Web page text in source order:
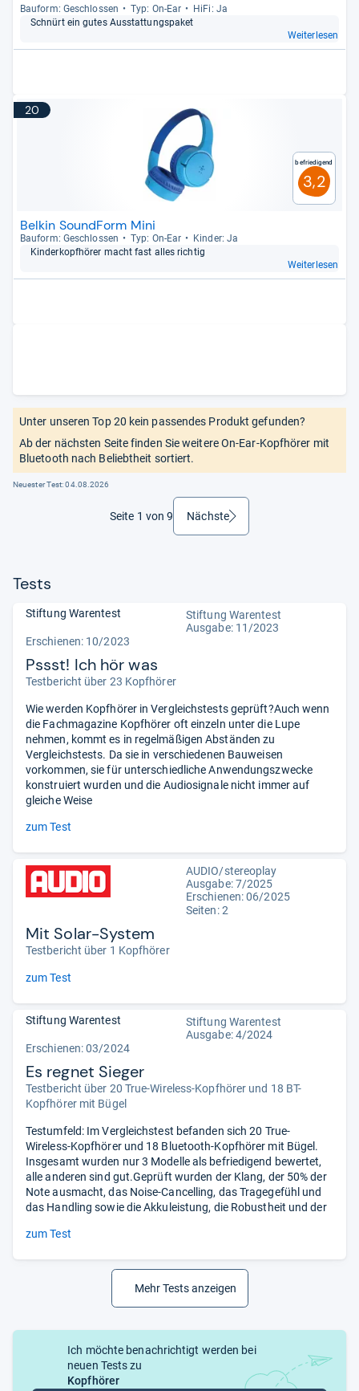
Bau­form: Geschlos­sen Typ: On-​Ear
HiFi: Ja
Schnürt ein gutes Aus­stat­tungs­pa­ket
Weiterlesen
20
Befriedigend
3,2
Belkin SoundForm Mini
Bau­form: Geschlos­sen Typ: On-​Ear
Kin­der: Ja
Kin­der­kopf­hö­rer macht fast alles rich­tig
Weiterlesen
Unter unseren Top 20 kein passendes Produkt gefunden?
Ab der nächsten Seite finden Sie weitere On-Ear-Kopfhörer mit
Bluetooth nach Beliebtheit sortiert.
Neuester Test:04.08.2026
Seite 1 von 9 Nächsteweiter
Tests
Stiftung Warentest
Stiftung Warentest
Ausgabe: 11/2023
Erschienen: 10/2023
Pssst! Ich hör was
Testbericht über 23 Kopfhörer
Wie werden Kopfhörer in Vergleichstests geprüft?Auch wenn
die Fachmagazine Kopfhörer oft einzeln unter die Lupe
nehmen, kommt es in regelmäßigen Abständen zu
Vergleichstests. Da sie in verschiedenen Bauweisen
vorkommen, sie für unterschiedliche Anwendungszwecke
konstruiert wurden und die Audiosignale nicht immer auf
gleiche Weise
zum Test
AUDIO/stereoplay
Ausgabe: 7/2025
Erschienen: 06/2025
Seiten: 2
Mit Solar-System
Testbericht über 1 Kopfhörer
zum Test
Stiftung Warentest
Stiftung Warentest
Ausgabe: 4/2024
Erschienen: 03/2024
Es regnet Sieger
Testbericht über 20 True-Wireless-Kopfhörer und 18 BT-
Kopfhörer mit Bügel
Testumfeld: Im Vergleichstest befanden sich 20 True-
Wireless-Kopfhörer und 18 Bluetooth-Kopfhörer mit Bügel.
Insgesamt wurden nur 3 Modelle als befriedigend bewertet,
alle anderen sind gut.Geprüft wurden der Klang, der 50% der
Note ausmacht, das Noise-Cancelling, das Tragegefühl und
das Handling sowie die Akkuleistung, die Robustheit und der
zum Test
Mehr Tests anzeigen
Ich möchte benachrichtigt werden bei
neuen Tests zu
Kopfhörer